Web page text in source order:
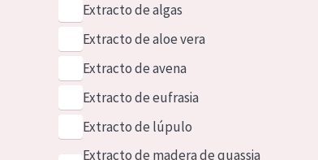
Extracto de algas
Extracto de aloe vera
Extracto de avena
Extracto de eufrasia
Extracto de lúpulo
Extracto de madera de quassia